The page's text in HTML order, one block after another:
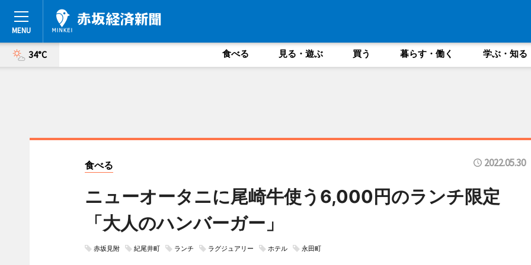
34°C 食べる 見る・遊ぶ 買う 暮らす・働く 学ぶ・知る
食べる 2022.05.30
ニューオータニに尾崎牛使う6,000円のランチ限定
「大人のハンバーガー」
赤坂見附 紀尾井町 ランチ ラグジュアリー ホテル 永田町